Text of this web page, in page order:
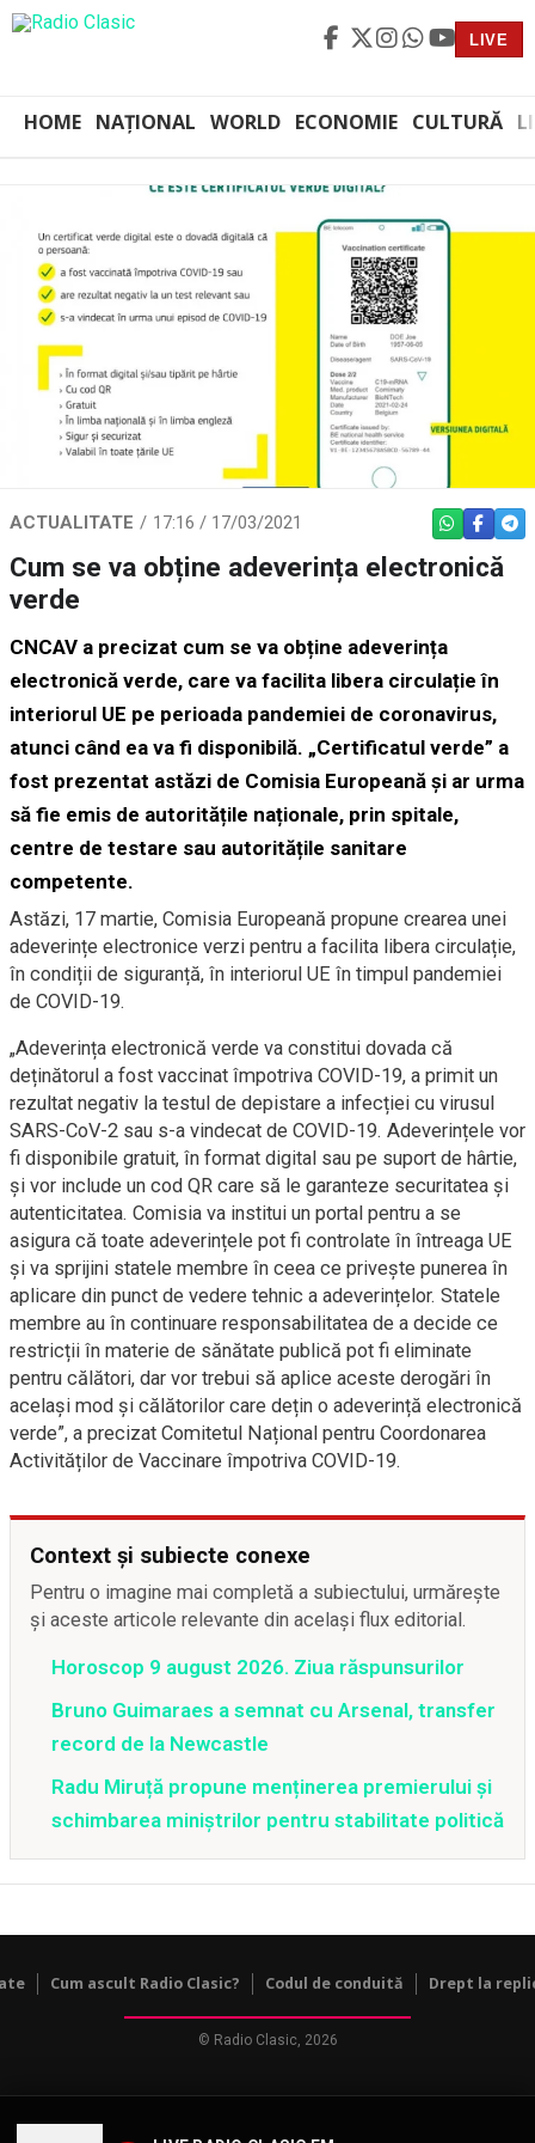
LIVE
HOME NAȚIONAL WORLD ECONOMIE CULTURĂ
ACTUALITATE 17:16 / 17/03/2021 WHATSAPP
Cum se va obține adeverința electronică
verde
CNCAV a precizat cum se va obține adeverința
electronică verde, care va facilita libera circulație în
interiorul UE pe perioada pandemiei de coronavirus,
atunci când ea va fi disponibilă. „Certificatul verde” a
fost prezentat astăzi de Comisia Europeană și ar urma
să fie emis de autoritățile naționale, prin spitale,
centre de testare sau autoritățile sanitare
competente.
Astăzi, 17 martie, Comisia Europeană propune crearea unei
adeverințe electronice verzi pentru a facilita libera circulație,
în condiții de siguranță, în interiorul UE în timpul pandemiei
de COVID-19.
„Adeverința electronică verde va constitui dovada că
deținătorul a fost vaccinat împotriva COVID-19, a primit un
rezultat negativ la testul de depistare a infecției cu virusul
SARS-CoV-2 sau s-a vindecat de COVID-19. Adeverințele vor
fi disponibile gratuit, în format digital sau pe suport de hârtie,
și vor include un cod QR care să le garanteze securitatea și
autenticitatea. Comisia va institui un portal pentru a se
asigura că toate adeverințele pot fi controlate în întreaga UE
și va sprijini statele membre în ceea ce privește punerea în
aplicare din punct de vedere tehnic a adeverințelor. Statele
membre au în continuare responsabilitatea de a decide ce
restricții în materie de sănătate publică pot fi eliminate
pentru călători, dar vor trebui să aplice aceste derogări în
același mod și călătorilor care dețin o adeverință electronică
verde”, a precizat Comitetul Național pentru Coordonarea
Activităților de Vaccinare împotriva COVID-19.
Context și subiecte conexe
Pentru o imagine mai completă a subiectului, urmărește
și aceste articole relevante din același flux editorial.
Horoscop 9 august 2026. Ziua răspunsurilor
Bruno Guimaraes a semnat cu Arsenal, transfer
record de la Newcastle
Radu Miruță propune menținerea premierului și
schimbarea miniștrilor pentru stabilitate politică
Cum ascult Radio Clasic? Codul de conduită Drept la
© Radio Clasic, 2026